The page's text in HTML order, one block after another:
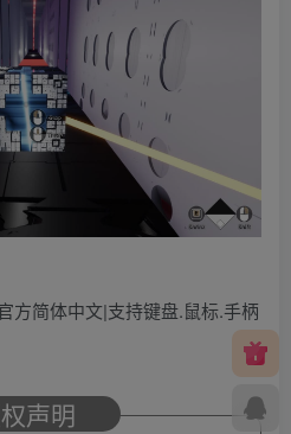
方简体中文|支持键盘.鼠标.手柄
声明